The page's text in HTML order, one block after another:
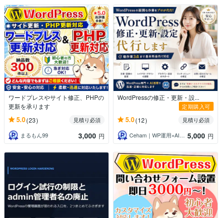
ワードプレスやサイト修正、PHPの
更新を承ります
5.0(23)
見積り必須
まるもん99
3,000 円
WordPressの修正・更新・設...
定期購入可
5.0(12)
見積り必須
Ceham｜WP運用×AI活用 5,000 円